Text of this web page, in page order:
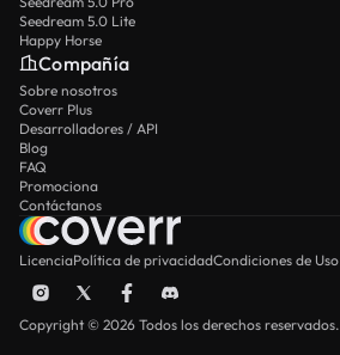
Seedream 5.0 Lite
Happy Horse
Compañía
Sobre nosotros
Coverr Plus
Desarrolladores / API
Blog
FAQ
Promociona
Contáctanos
LicenciaPolítica de privacidadCondiciones de Uso
Copyright © 2026 Todos los derechos reservados.